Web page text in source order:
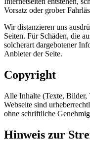
Vorsatz oder grober
Wir distanzieren uns
Seiten. Für Schäden, die
solcherart dargebotener
Anbieter der Seite.
Copyright
Alle Inhalte (Texte, Bilder,
Webseite sind
ohne schriftliche
Hinweis zur